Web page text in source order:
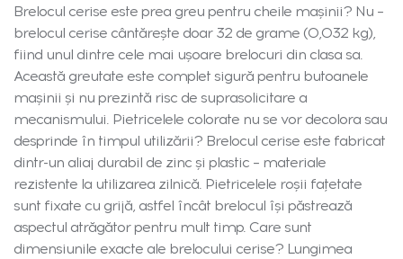
Brelocul cerise este prea greu pentru cheile mașinii? Nu –
brelocul cerise cântărește doar 32 de grame (0,032 kg),
fiind unul dintre cele mai ușoare brelocuri din clasa sa.
Această greutate este complet sigură pentru butoanele
mașinii și nu prezintă risc de suprasolicitare a
mecanismului. Pietricelele colorate nu se vor decolora sau
desprinde în timpul utilizării? Brelocul cerise este fabricat
dintr-un aliaj durabil de zinc și plastic – materiale
rezistente la utilizarea zilnică. Pietricelele roșii fațetate
sunt fixate cu grijă, astfel încât brelocul își păstrează
aspectul atrăgător pentru mult timp. Care sunt
dimensiunile exacte ale brelocului cerise? Lungimea